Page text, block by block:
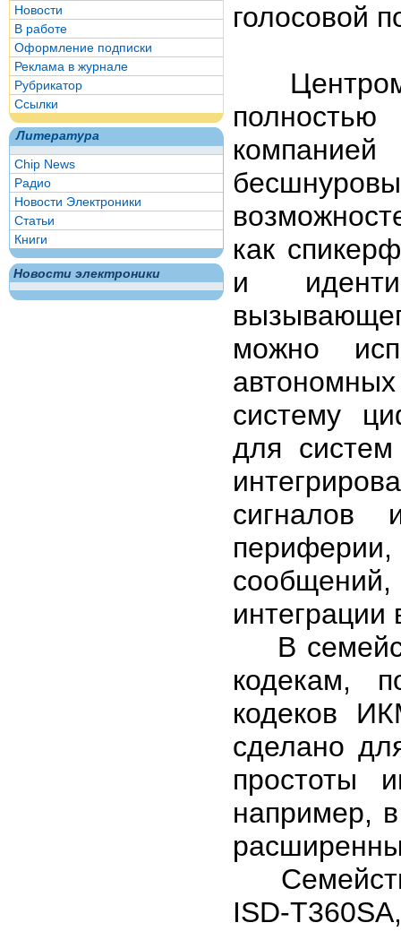
Новости
В работе
Оформление подписки
Реклама в журнале
Рубрикатор
Ссылки
Литература
Chip News
Радио
Новости Электроники
Статьи
Книги
Новости электроники
голосовой
Центром
как
и
можно
систему
для
сигналов
сообщений,
В
кодекам,
кодеков
сделано
простоты
например,
ISD-